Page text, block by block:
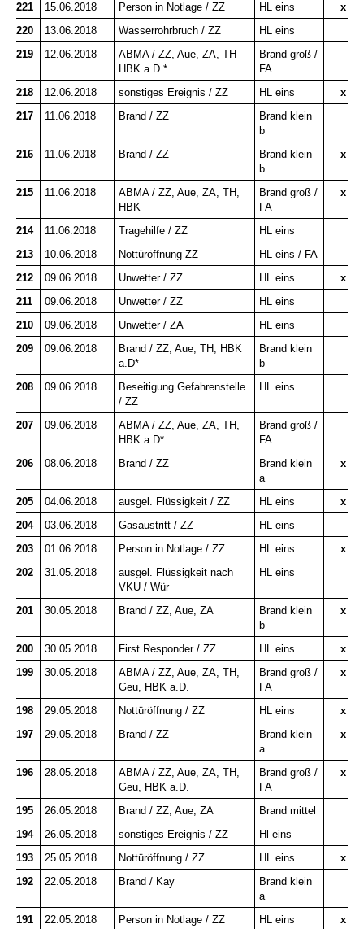
221 15.06.2018 Person in Notlage / ZZ HL eins
x
220
13.06.2018 Wasserrohrbruch / ZZ
HL eins
219
12.06.2018
ABMA / ZZ, Aue, ZA, TH
HBK a.D.*
Brand groß /
FA
218
12.06.2018 sonstiges Ereignis / ZZ HL eins
x
217
11.06.2018 Brand / ZZ
Brand klein
b
216
11.06.2018 Brand / ZZ
Brand klein
b
x
215 11.06.2018
ABMA / ZZ, Aue, ZA, TH,
HBK
Brand groß /
FA
x
214 11.06.2018 Tragehilfe / ZZ
HL eins
213
10.06.2018 Nottüröffnung ZZ
HL eins / FA
212
09.06.2018 Unwetter / ZZ HL eins
x
211
09.06.2018 Unwetter / ZZ
HL eins
210
09.06.2018 Unwetter / ZA
HL eins
209
09.06.2018
Brand / ZZ, Aue, TH, HBK
a.D*
Brand klein
b
208
09.06.2018
Beseitigung Gefahrenstelle
/ ZZ
HL eins
207 09.06.2018
ABMA / ZZ, Aue, ZA, TH,
HBK a.D*
Brand groß /
FA
206
08.06.2018 Brand / ZZ
Brand klein
a
x
205 04.06.2018 ausgel. Flüssigkeit / ZZ HL eins
x
204
03.06.2018 Gasaustritt / ZZ
HL eins
203
01.06.2018 Person in Notlage / ZZ HL eins
x
202
31.05.2018
ausgel. Flüssigkeit nach
VKU / Wür
HL eins
201 30.05.2018 Brand / ZZ, Aue, ZA
Brand klein
b
x
200 30.05.2018 First Responder / ZZ HL eins
x
199
30.05.2018
ABMA / ZZ, Aue, ZA, TH,
Geu, HBK a.D.
Brand groß /
FA
x
198 29.05.2018 Nottüröffnung / ZZ HL eins
x
197
29.05.2018 Brand / ZZ
Brand klein
a
x
196 28.05.2018
ABMA / ZZ, Aue, ZA, TH,
Geu, HBK a.D.
Brand groß /
FA
x
195 26.05.2018 Brand / ZZ, Aue, ZA
Brand mittel
194
26.05.2018 sonstiges Ereignis / ZZ
Hl eins
193
25.05.2018 Nottüröffnung / ZZ HL eins
x
192
22.05.2018 Brand / Kay
Brand klein
a
191
22.05.2018 Person in Notlage / ZZ HL eins x